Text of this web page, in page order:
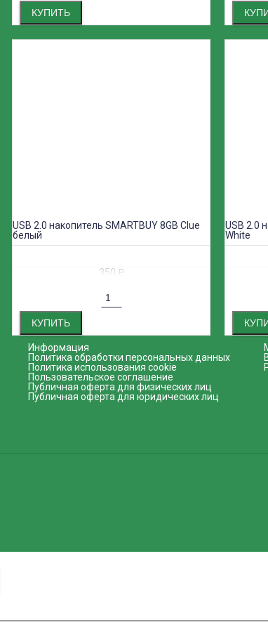
КУПИТЬ
USB 2.0 накопитель SMARTBUY 8GB Clue
белый
350 ₽
КУПИТЬ
USB 2.0
White
Информация
Политика обработки персональных данных
Политика использования cookie
Пользовательское соглашение
Публичная оферта для физических лиц
Публичная оферта для юридических лиц